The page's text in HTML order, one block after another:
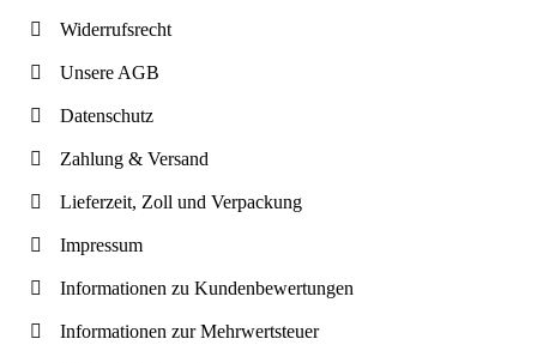
Widerrufsrecht
Unsere AGB
Datenschutz
Zahlung & Versand
Lieferzeit, Zoll und Verpackung
Impressum
Informationen zu Kundenbewertungen
Informationen zur Mehrwertsteuer